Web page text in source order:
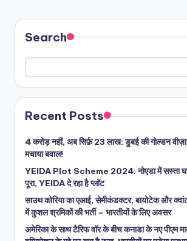
Search
Recent Posts
4 करोड़ नहीं, अब सिर्फ़ 23 लाख: डुबई की गोल्डन वीज़ा
मचाया बवाल!
YEIDA Plot Scheme 2024: नोएडा में सस्ता घर
पूरा, YEIDA दे रहा है प्लॉट
साउथ कोरिया का एआई, सेमीकंडक्टर, बायोटेक और
में कुशल श्रमिकों की भर्ती – भारतीयों के लिए अवसर
अमेरिका के साथ टैरिफ वॉर के बीच कनाडा के नए पीएम